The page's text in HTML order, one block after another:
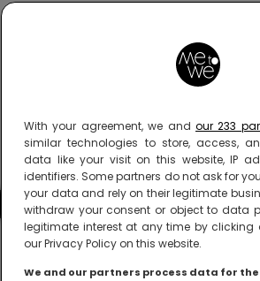
With your agreement, we and our 233
similar technologies to store, access,
data like your visit on this website, IP
identifiers. Some partners do not ask for
your data and rely on their legitimate
withdraw your consent or object to data
legitimate interest at any time by clicking
our Privacy Policy on this website.
We and our partners process data for